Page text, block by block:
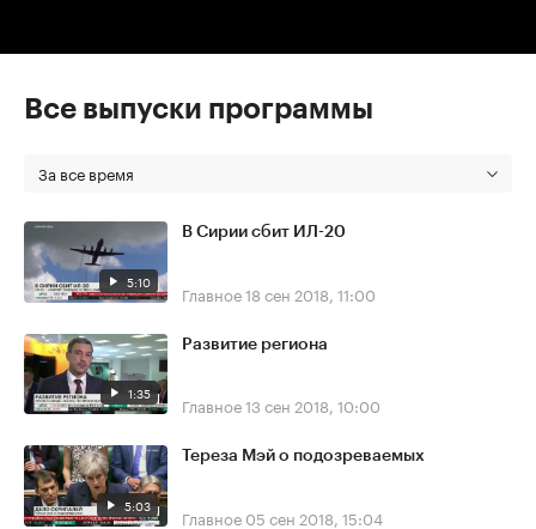
Все выпуски программы
За все время
5:10
В Сирии сбит ИЛ-20
Главное18 сен 2018, 11:00
1:35
Развитие региона
Главное13 сен 2018, 10:00
5:03
Тереза Мэй о подозреваемых
Главное 05 сен 2018, 15:04